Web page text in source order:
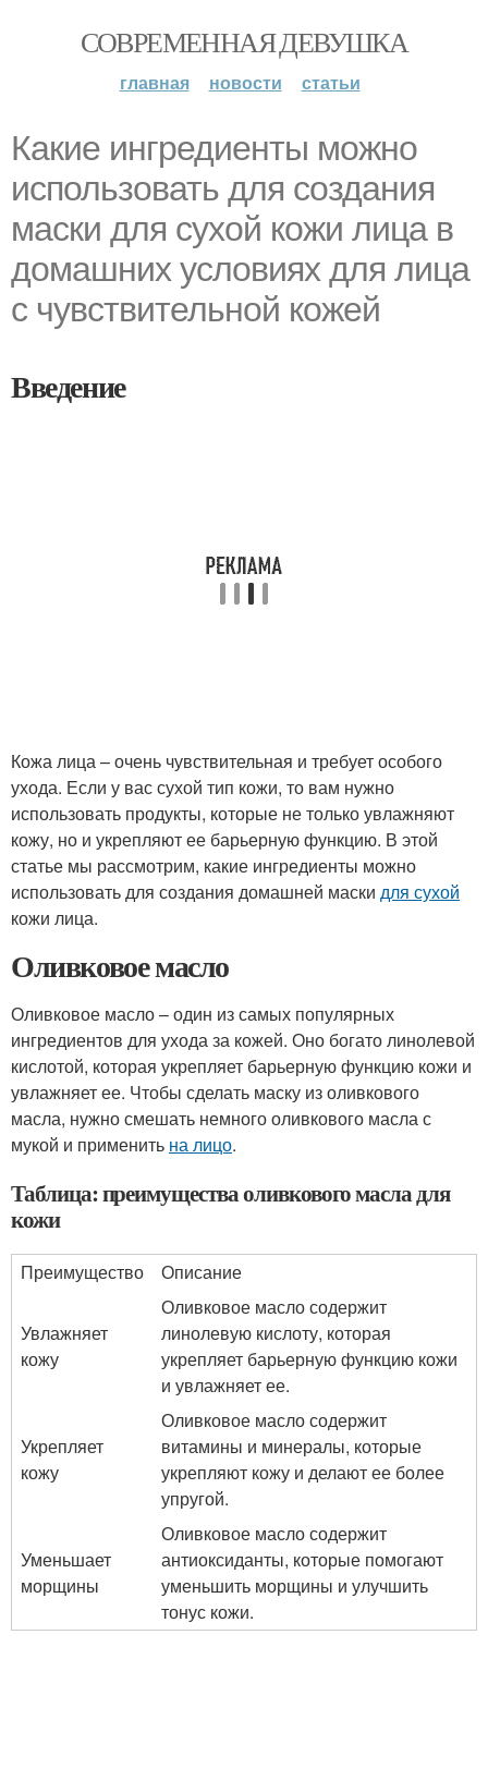
СОВРЕМЕННАЯ ДЕВУШКА
главная новости статьи
Какие ингредиенты можно
использовать для создания
маски для сухой кожи лица в
домашних условиях для лица
с чувствительной кожей
Введение
Кожа лица – очень чувствительная и требует особого
ухода. Если у вас сухой тип кожи, то вам нужно
использовать продукты, которые не только увлажняют
кожу, но и укрепляют ее барьерную функцию. В этой
статье мы рассмотрим, какие ингредиенты можно
использовать для создания домашней маски для сухой
кожи лица.
Оливковое масло
Оливковое масло – один из самых популярных
ингредиентов для ухода за кожей. Оно богато линолевой
кислотой, которая укрепляет барьерную функцию кожи и
увлажняет ее. Чтобы сделать маску из оливкового
масла, нужно смешать немного оливкового масла с
мукой и применить на лицо.
Таблица: преимущества оливкового масла для
кожи
Преимущество Описание
Увлажняет
кожу
Оливковое масло содержит
линолевую кислоту, которая
укрепляет барьерную функцию кожи
и увлажняет ее.
Укрепляет
кожу
Оливковое масло содержит
витамины и минералы, которые
укрепляют кожу и делают ее более
упругой.
Уменьшает
морщины
Оливковое масло содержит
антиоксиданты, которые помогают
уменьшить морщины и улучшить
тонус кожи.